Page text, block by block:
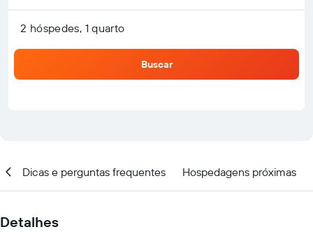
2 hóspedes, 1 quarto
Buscar
Dicas e perguntas frequentes Hospedagens próximas
Detalhes